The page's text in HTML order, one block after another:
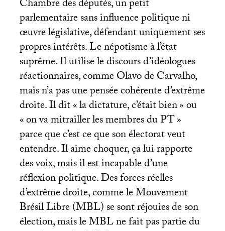
Chambre des députés, un petit
parlementaire sans influence politique ni
œuvre législative, défendant uniquement ses
propres intérêts. Le népotisme à l’état
suprême. Il utilise le discours d’idéologues
réactionnaires, comme Olavo de Carvalho,
mais n’a pas une pensée cohérente d’extrême
droite. Il dit «la dictature, c’était bien» ou
«on va mitrailler les membres duPT»
parce que c’est ce que son électorat veut
entendre. Il aime choquer, ça lui rapporte
des voix, mais il est incapable d’une
réflexion politique. Des forces réelles
d’extrême droite, comme le Mouvement
Brésil Libre (MBL) se sont réjouies de son
élection, mais leMBLne fait pas partie du